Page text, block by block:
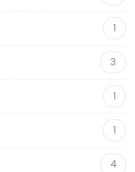
1
3
1
1
4